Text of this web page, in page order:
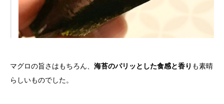
マグロの旨さはもちろん、 海苔のパリッとした食感と香り も素晴
らしいものでした。